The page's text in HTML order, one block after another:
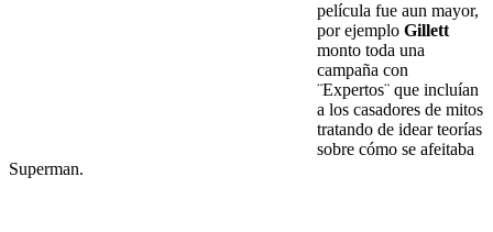
película fue aun mayor,
por ejemplo Gillett
monto toda una
campaña con
¨Expertos¨ que incluían
a los casadores de mitos
tratando de idear teorías
sobre cómo se afeitaba
Superman.